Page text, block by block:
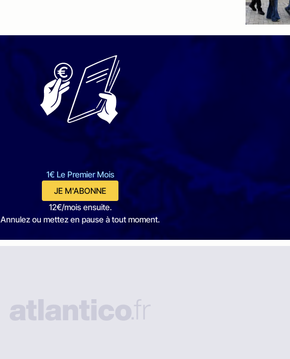
1€ Le Premier Mois
JE M'ABONNE
12€/mois ensuite.
Annulez ou mettez en pause à tout moment.